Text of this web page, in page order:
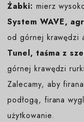
Żabki: mierz
System WAVE,
od górnej krawędzi
Tunel, taśma z
górnej krawędzi
Zalecamy, aby
podłogą, firana
użytkowanie.